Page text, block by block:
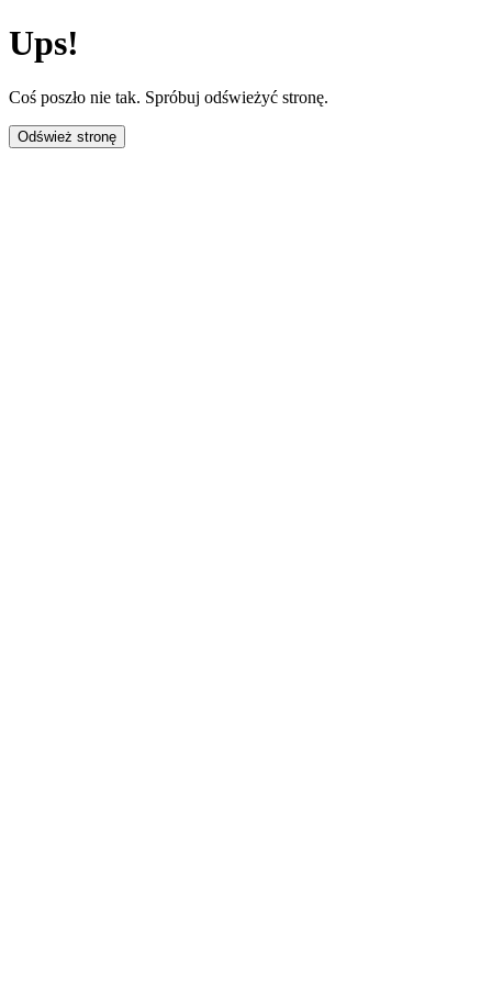
Ups!
Coś poszło nie tak. Spróbuj odświeżyć stronę.
Odśwież stronę